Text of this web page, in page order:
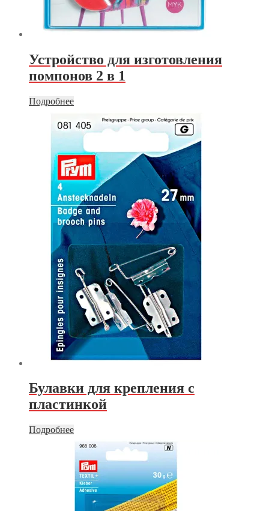
Устройство для изготовления
помпонов 2 в 1
Подробнее
Булавки для крепления с
пластинкой
Подробнее